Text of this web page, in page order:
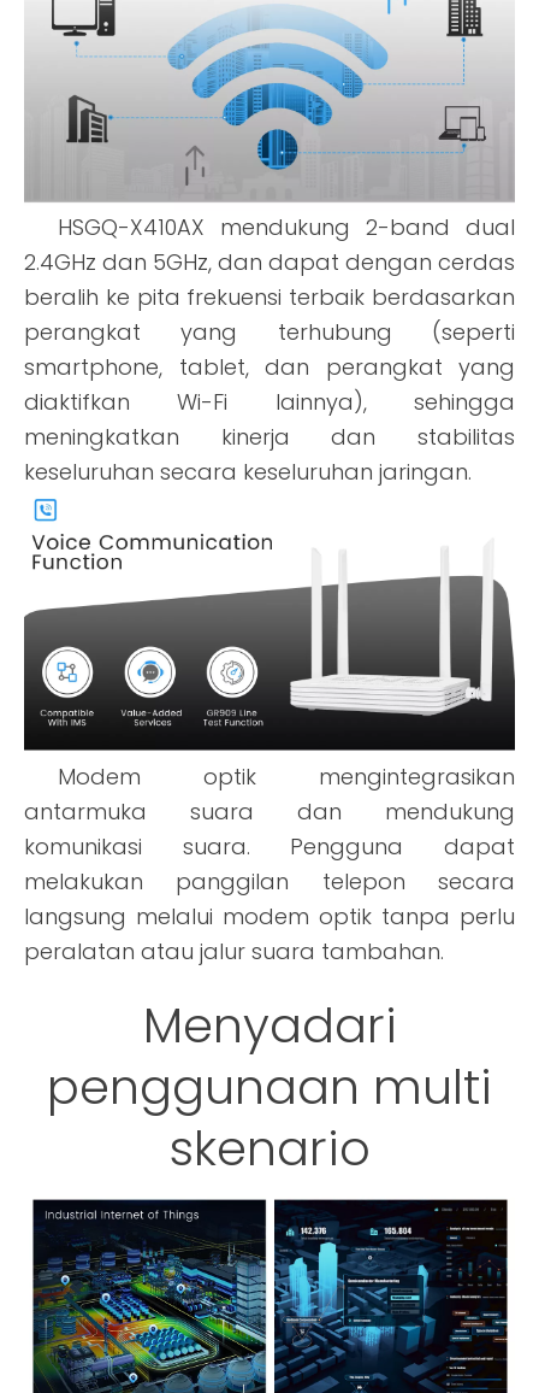
HSGQ-X410AX mendukung 2-band dual
2.4GHz dan 5GHz, dan dapat dengan cerdas
beralih ke pita frekuensi terbaik berdasarkan
perangkat yang terhubung (seperti
smartphone, tablet, dan perangkat yang
diaktifkan Wi-Fi lainnya), sehingga
meningkatkan kinerja dan stabilitas
keseluruhan secara keseluruhan jaringan.
Modem optik mengintegrasikan
antarmuka suara dan mendukung
komunikasi suara. Pengguna dapat
melakukan panggilan telepon secara
langsung melalui modem optik tanpa perlu
peralatan atau jalur suara tambahan.
Menyadari
penggunaan multi
skenario